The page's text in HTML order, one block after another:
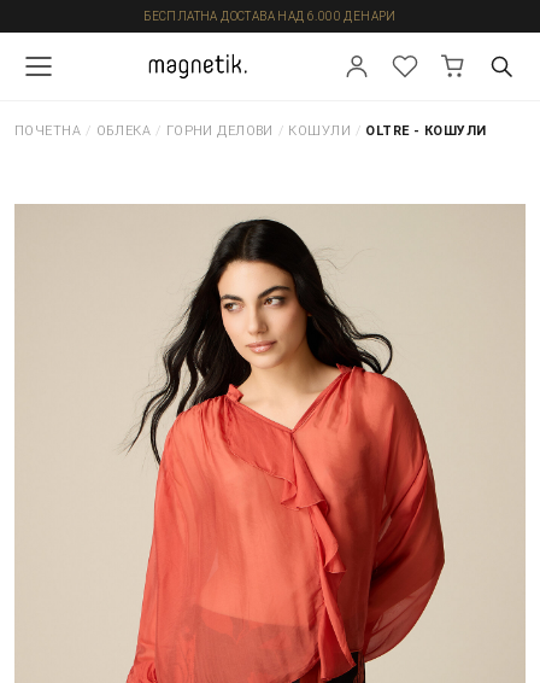
БЕСПЛАТНА ДОСТАВА НАД 6.000 ДЕНАРИ
ПОЧЕТНА / ОБЛЕКА / ГОРНИ ДЕЛОВИ / КОШУЛИ / OLTRE - КОШУЛИ